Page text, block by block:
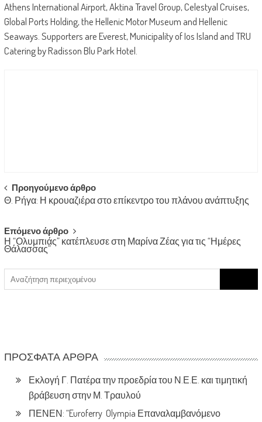
Athens International Airport, Aktina Travel Group, Celestyal Cruises,
Global Ports Holding, the Hellenic Motor Museum and Hellenic
Seaways. Supporters are Everest, Municipality of Ios Island and TRU
Catering by Radisson Blu Park Hotel.
Post
navigation
Προηγούμενο άρθρο
Θ. Ρήγα: Η κρουαζιέρα στο επίκεντρο του πλάνου ανάπτυξης
Επόμενο άρθρο
Η “Ολυμπιάς” κατέπλευσε στη Μαρίνα Ζέας για τις “Ημέρες
Θάλασσας”
for:
ΠΡΌΣΦΑΤΑ ΆΡΘΡΑ
Εκλογή Γ. Πατέρα την προεδρία του Ν.Ε.Ε. και τιμητική
βράβευση στην Μ. Τραυλού
ΠΕΝΕΝ: “Euroferry Olympia Επαναλαμβανόμενο